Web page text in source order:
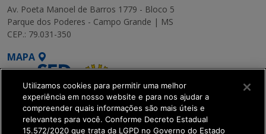
Av. Poeta Manoel de Barros 1779 - Bloco 5
Parque dos Poderes - Campo Grande | MS
CEP.: 79.031-350
MAPA
Utilizamos cookies para permitir uma melhor
experiência em nosso website e para nos ajudar a
compreender quais informações são mais úteis e
relevantes para você. Conforme Decreto Estadual
15.572/2020 que trata da LGPD no Governo do Estado